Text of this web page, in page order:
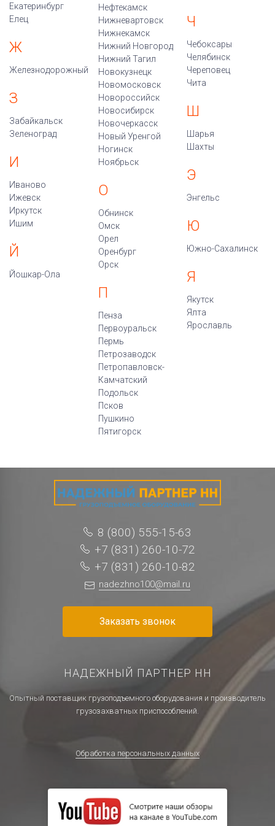
Екатеринбург
Елец
Ж
Железнодорожный
З
Забайкальск
Зеленоград
И
Иваново
Ижевск
Иркутск
Ишим
Й
Йошкар-Ола
Нефтекамск
Нижневартовск
Нижнекамск
Нижний Новгород
Нижний Тагил
Новокузнецк
Новомосковск
Новороссийск
Новосибирск
Новочеркасск
Новый Уренгой
Ногинск
Ноябрьск
О
Обнинск
Омск
Орел
Оренбург
Орск
П
Пенза
Первоуральск
Пермь
Петрозаводск
Петропавловск-
Камчатский
Подольск
Псков
Пушкино
Пятигорск
Ч
Чебоксары
Челябинск
Череповец
Чита
Ш
Шарья
Шахты
Э
Энгельс
Ю
Южно-Сахалинск
Я
Якутск
Ялта
Ярославль
8 (800) 555-15-63
+7 (831) 260-10-72
+7 (831) 260-10-82
nadezhno100@mail.ru
Заказать звонок
НАДЕЖНЫЙ ПАРТНЕР НН
Опытный поставщик грузоподъемного оборудования и производитель
грузозахватных приспособлений.
Обработка персональных данных